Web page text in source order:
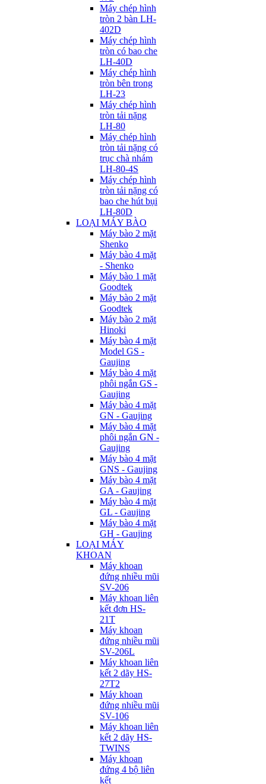
Máy chép hình
tròn 2 bàn LH-
402D
Máy chép hình
tròn có bao che
LH-40D
Máy chép hình
tròn bên trong
LH-23
Máy chép hình
tròn tải nặng
LH-80
Máy chép hình
tròn tải nặng có
trục chà nhám
LH-80-4S
Máy chép hình
tròn tải nặng có
bao che hút bụi
LH-80D
LOẠI MÁY BÀO
Máy bào 2 mặt
Shenko
Máy bào 4 mặt
- Shenko
Máy bào 1 mặt
Goodtek
Máy bào 2 mặt
Goodtek
Máy bào 2 mặt
Hinoki
Máy bào 4 mặt
Model GS -
Gaujing
Máy bào 4 mặt
phôi ngắn GS -
Gaujing
Máy bào 4 mặt
GN - Gaujing
Máy bào 4 mặt
phôi ngắn GN -
Gaujing
Máy bào 4 mặt
GNS - Gaujing
Máy bào 4 mặt
GA - Gaujing
Máy bào 4 mặt
GL - Gaujing
Máy bào 4 mặt
GH - Gaujing
LOẠI MÁY
KHOAN
Máy khoan
đứng nhiều mũi
SV-206
Máy khoan liên
kết đơn HS-
21T
Máy khoan
đứng nhiều mũi
SV-206L
Máy khoan liên
kết 2 dãy HS-
27T2
Máy khoan
đứng nhiều mũi
SV-106
Máy khoan liên
kết 2 dãy HS-
TWINS
Máy khoan
đứng 4 bộ liên
kết